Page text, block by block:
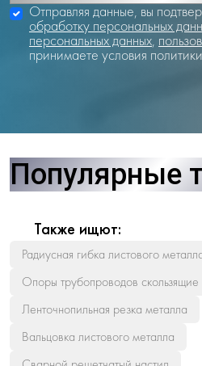
Отправляя данные, вы
обработку персональных
персональных данных,
принимаете условия
Популярные
Также ищют:
Радиусная гибка листового
Опоры трубопроводов скользящие
Ленточнопильная резка металла
Вальцовка листового металла